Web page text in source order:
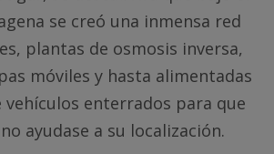
se creó una inmensa red
plantas de osmosis inversa,
móviles y hasta alimentadas
vehículos enterrados para que
ayudase a su localización.